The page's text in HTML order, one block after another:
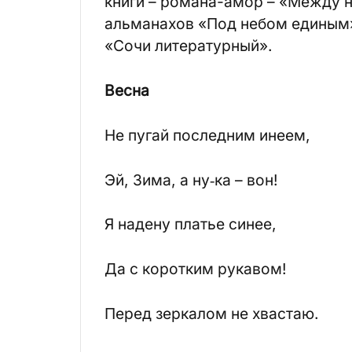
альманахов «Под небом
«Сочи литературный».
Весна
Не пугай последним инеем,
Эй, Зима, а ну‑ка – вон!
Я надену платье синее,
Да с коротким рукавом!
Перед зеркалом не хвастаю.